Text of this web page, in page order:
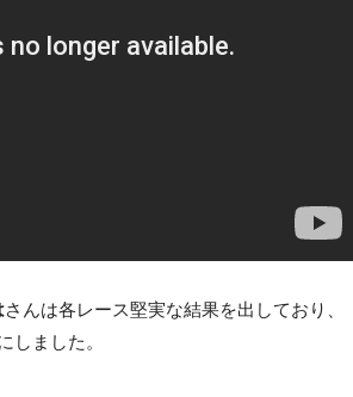
さんは各レース堅実な結果を出しており、
しました。